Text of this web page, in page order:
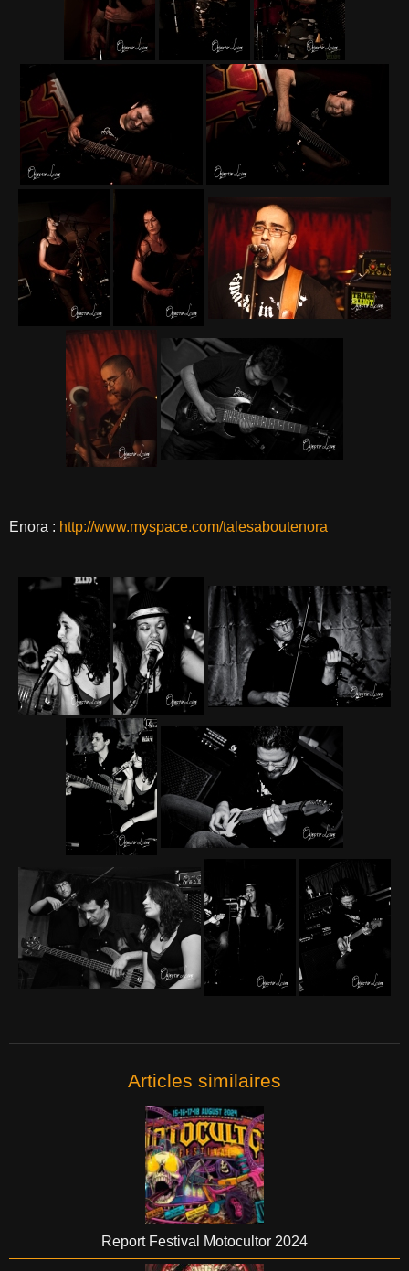
Enora : http://www.myspace.com/talesaboutenora
Articles similaires
Report Festival Motocultor 2024